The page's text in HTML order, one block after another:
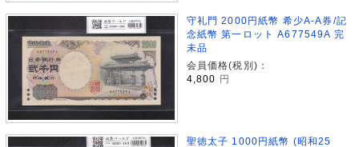
守礼門 2000円紙幣 希少A-A券/記
念紙幣 第一ロット A677549A 完
未品
会員価格(税別)：
4,800 円
聖徳太子 1000円紙幣 (昭和25